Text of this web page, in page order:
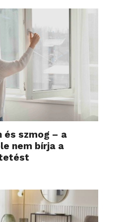
és szmog – a
nem bírja a